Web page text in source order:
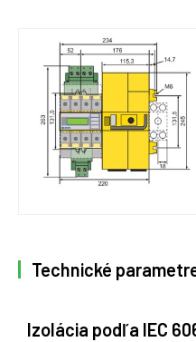
Technické
Izolácia podľa IEC